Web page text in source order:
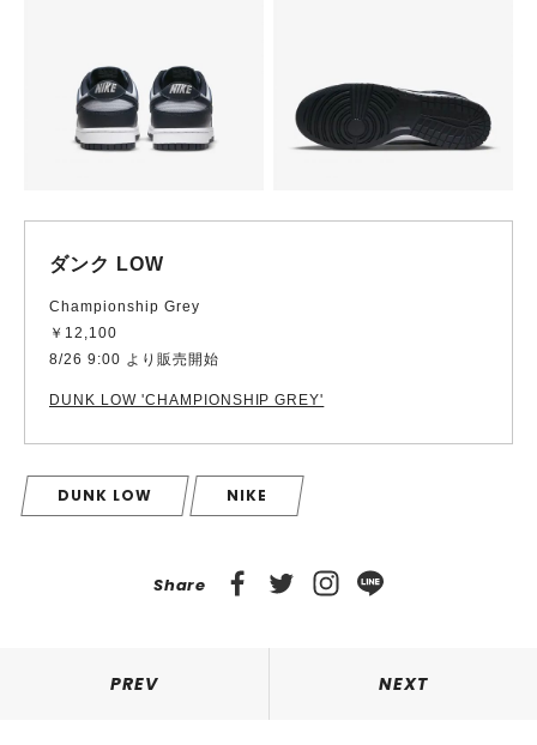
ダンク LOW
Championship Grey
￥12,100
8/26 9:00 より販売開始
DUNK LOW 'CHAMPIONSHIP GREY'
DUNK LOW NIKE
Share
PREV NEXT